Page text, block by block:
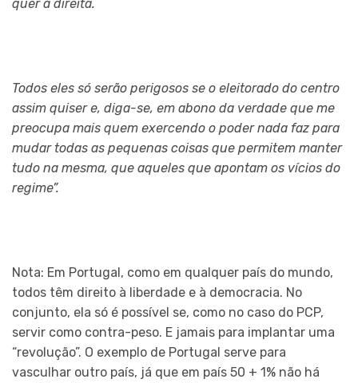
quer à direita.
Todos eles só serão perigosos se o eleitorado do centro
assim quiser e, diga-se, em abono da verdade que me
preocupa mais quem exercendo o poder nada faz para
mudar todas as pequenas coisas que permitem manter
tudo na mesma, que aqueles que apontam os vícios do
regime”.
Nota: Em Portugal, como em qualquer país do mundo,
todos têm direito à liberdade e à democracia. No
conjunto, ela só é possível se, como no caso do PCP,
servir como contra-peso. E jamais para implantar uma
“revolução”. O exemplo de Portugal serve para
vasculhar outro país, já que em país 50 + 1% não há